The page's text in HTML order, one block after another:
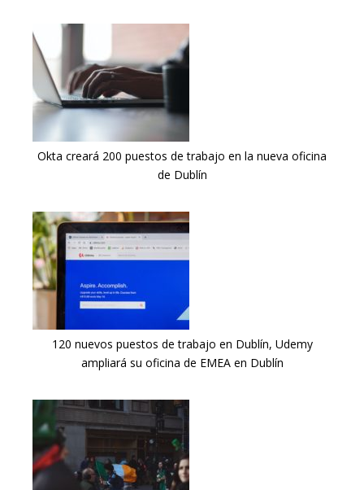
Okta creará 200 puestos de trabajo en la nueva oficina
de Dublín
120 nuevos puestos de trabajo en Dublín, Udemy
ampliará su oficina de EMEA en Dublín